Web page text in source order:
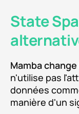
State
Mamba
n'utilise pas
données
manière d'un